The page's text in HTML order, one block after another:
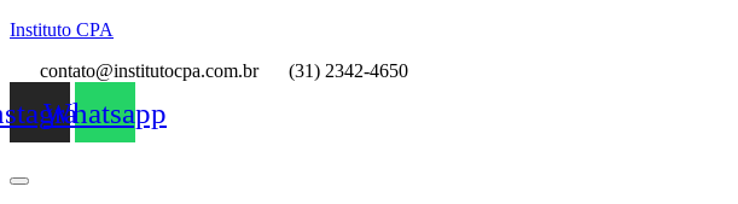
Instituto CPA
contato@institutocpa.com.br
(31) 2342-4650
Whatsapp